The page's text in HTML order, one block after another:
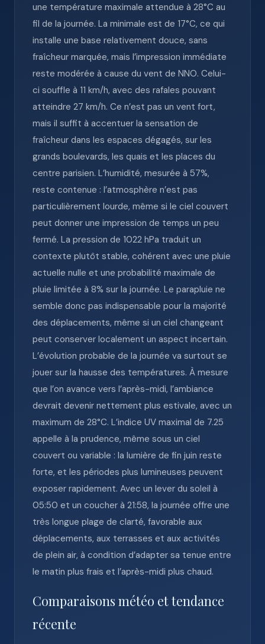
une température maximale attendue à 28°C au
fil de la journée. La minimale est de 17°C, ce qui
installe une base relativement douce, sans
fraîcheur marquée, mais l’impression immédiate
reste modérée à cause du vent de NNO. Celui-
ci souffle à 11 km/h, avec des rafales pouvant
atteindre 27 km/h. Ce n’est pas un vent fort,
mais il suffit à accentuer la sensation de
fraîcheur dans les espaces dégagés, sur les
grands boulevards, les quais et les places du
centre parisien. L’humidité, mesurée à 57%,
reste contenue : l’atmosphère n’est pas
particulièrement lourde, même si le ciel couvert
peut donner une impression de temps un peu
fermé. La pression de 1022 hPa traduit un
contexte plutôt stable, cohérent avec une pluie
actuelle nulle et une probabilité maximale de
pluie limitée à 8% sur la journée. Le parapluie ne
semble donc pas indispensable pour la majorité
des déplacements, même si un ciel changeant
peut conserver localement un aspect incertain.
L’évolution probable de la journée va surtout se
jouer sur la hausse des températures. À mesure
que l’on avance vers l’après-midi, l’ambiance
devrait devenir nettement plus estivale, avec un
maximum de 28°C. L’indice UV maximal de 7.25
appelle à la prudence, même sous un ciel
couvert ou variable : la lumière de fin juin reste
forte, et les périodes plus lumineuses peuvent
exposer rapidement. Avec un lever du soleil à
05:50 et un coucher à 21:58, la journée offre une
très longue plage de clarté, favorable aux
déplacements, aux terrasses et aux activités
de plein air, à condition d’adapter sa tenue entre
le matin plus frais et l’après-midi plus chaud.
Comparaisons météo et tendance
récente